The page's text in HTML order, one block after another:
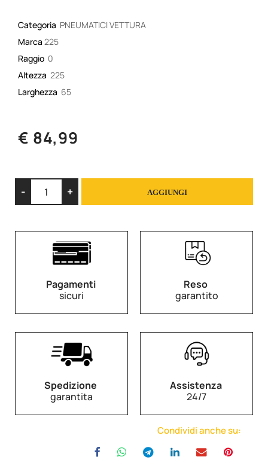
Categoria PNEUMATICI VETTURA
Marca 225
Raggio 0
Altezza 225
Larghezza 65
€ 84,99
AGGIUNGI
Pagamenti
sicuri
Reso
garantito
Spedizione
garantita
Assistenza
24/7
Condividi anche su: